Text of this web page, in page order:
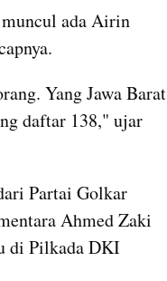
muncul ada Airin
Yang Jawa Barat
daftar 138," ujar
Partai Golkar
Ahmed Zaki
di Pilkada DKI